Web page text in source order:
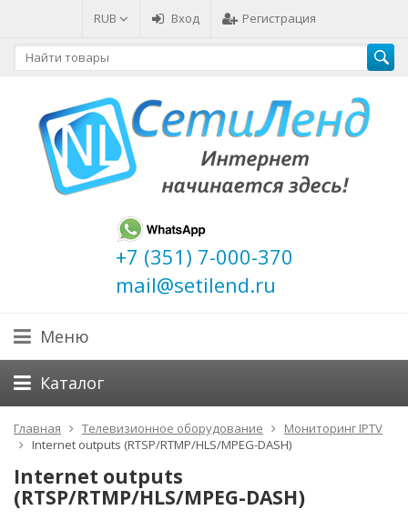
RUB Вход Регистрация
+7 (351) 7-000-370
mail@setilend.ru
Меню
Каталог
Главная Телевизионное оборудование
Мониторинг IPTV
Internet outputs (RTSP/RTMP/HLS/MPEG-DASH)
Internet outputs
(RTSP/RTMP/HLS/MPEG-DASH)